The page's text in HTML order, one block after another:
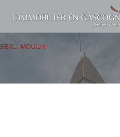
Voir les3annonces
BEAU MOULIN